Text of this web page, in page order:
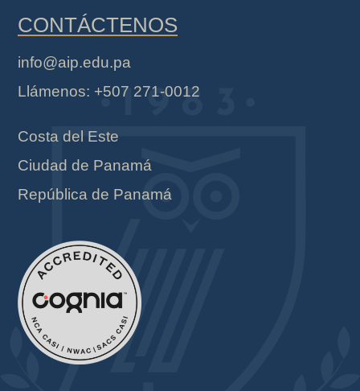
CONTÁCTENOS
info@aip.edu.pa
Llámenos: +507 271-0012
Costa del Este
Ciudad de Panamá
República de Panamá